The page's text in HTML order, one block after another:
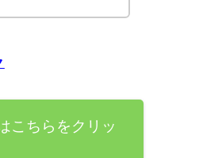
こちらをクリッ